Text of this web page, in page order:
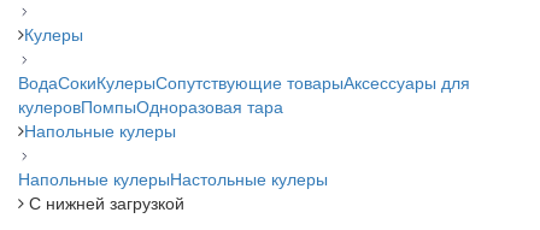
Кулеры
ВодаСокиКулерыСопутствующие товарыАксессуары для
кулеровПомпыОдноразовая тара
Напольные кулеры
Напольные кулерыНастольные кулеры
С нижней загрузкой